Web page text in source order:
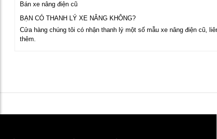
Bán xe nâng điện cũ
BẠN CÓ THANH LÝ XE NÂNG KHÔNG?
Cửa hàng chúng tôi có nhận thanh lý một số mẫu xe nâng điện cũ,
thêm.